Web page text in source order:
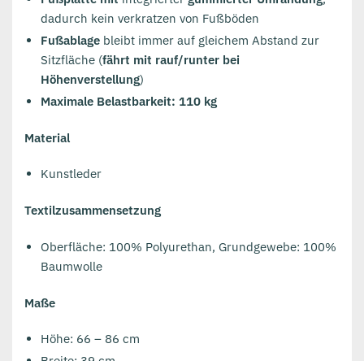
dadurch kein verkratzen von Fußböden
Fußablage bleibt immer auf gleichem Abstand zur
Sitzfläche (fährt mit rauf/runter bei
Höhenverstellung)
Maximale Belastbarkeit: 110 kg
Material
Kunstleder
Textilzusammensetzung
Oberfläche: 100% Polyurethan, Grundgewebe: 100%
Baumwolle
Maße
Höhe: 66 – 86 cm